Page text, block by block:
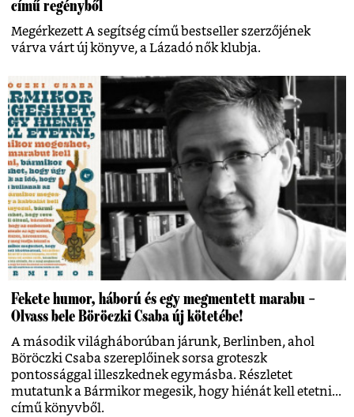
című regényből
Megérkezett A segítség című bestseller szerzőjének
várva várt új könyve, a Lázadó nők klubja.
Fekete humor, háború és egy megmentett marabu –
Olvass bele Böröczki Csaba új kötetébe!
A második világháborúban járunk, Berlinben, ahol
Böröczki Csaba szereplőinek sorsa groteszk
pontossággal illeszkednek egymásba. Részletet
mutatunk a Bármikor megesik, hogy hiénát kell etetni...
című könyvből.